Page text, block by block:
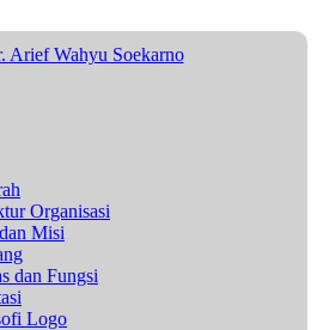
Organisasi
Misi
dan Fungsi
Logo